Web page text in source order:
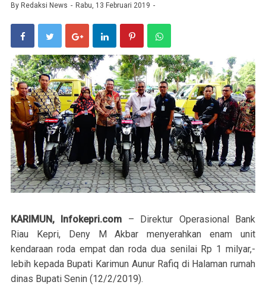
By Redaksi News Rabu, 13 Februari 2019
KARIMUN, Infokepri.com – Direktur Operasional Bank
Riau Kepri, Deny M Akbar menyerahkan enam unit
kendaraan roda empat dan roda dua senilai Rp 1 milyar,-
lebih kepada Bupati Karimun Aunur Rafiq di Halaman rumah
dinas Bupati Senin (12/2/2019).